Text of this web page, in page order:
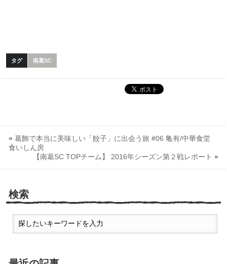
タグ 南葛SC
« 葛飾で本当に美味しい「餃子」に出会う旅 #06 亀有/中華食堂
食いしん房
【南葛SC TOPチーム】 2016年シーズン第２戦レポート »
検索